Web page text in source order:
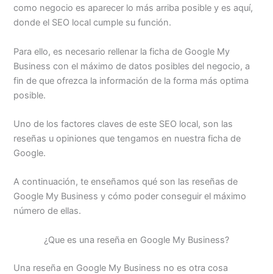
como negocio es aparecer lo más arriba posible y es aquí,
donde el SEO local cumple su función.
Para ello, es necesario rellenar la ficha de Google My
Business con el máximo de datos posibles del negocio, a
fin de que ofrezca la información de la forma más optima
posible.
Uno de los factores claves de este SEO local, son las
reseñas u opiniones que tengamos en nuestra ficha de
Google.
A continuación, te enseñamos qué son las reseñas de
Google My Business y cómo poder conseguir el máximo
número de ellas.
¿Que es una reseña en Google My Business?
Una reseña en Google My Business no es otra cosa